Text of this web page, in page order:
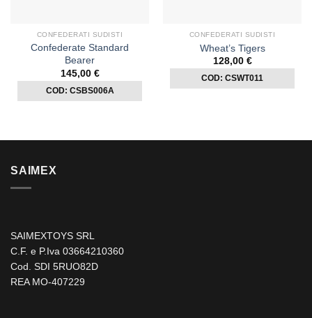
CONFEDERATI SUDISTI
Confederate Standard
Bearer
145,00 €
COD: CSBS006A
CONFEDERATI SUDISTI
Wheat’s Tigers
128,00 €
COD: CSWT011
SAIMEX
SAIMEXTOYS SRL
C.F. e P.Iva 03664210360
Cod. SDI 5RUO82D
REA MO-407229